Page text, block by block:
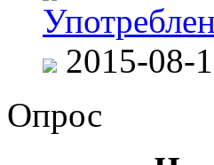
2015-08-
Опрос